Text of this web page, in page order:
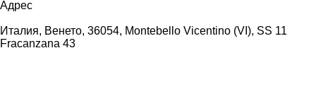
Адрес
Италия, Венето, 36054, Montebello Vicentino (VI), SS 11
Fracanzana 43